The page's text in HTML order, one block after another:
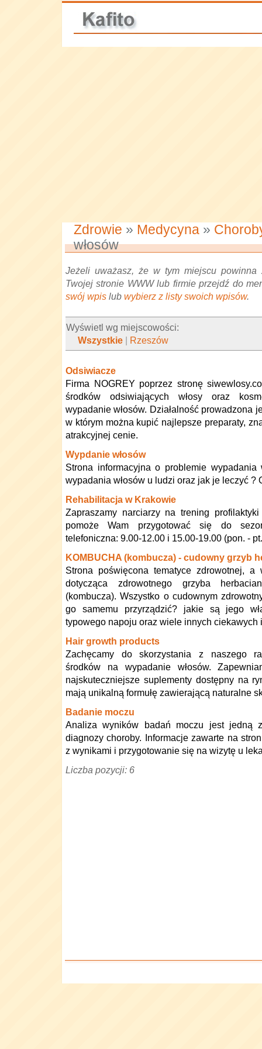
Zdrowie » Medycyna »
włosów
Jeżeli uważasz, że w tym miejscu powinna
Twojej stronie WWW lub firmie przejdź do
swój wpis lub wybierz z listy swoich wpisów.
Wyświetl wg miejscowości:
Wszystkie | Rzeszów
Odsiwiacze
Firma NOGREY poprzez stronę
środków odsiwiających włosy oraz
wypadanie włosów. Działalność prowadzona
w którym można kupić najlepsze preparaty,
atrakcyjnej cenie.
Wypdanie włosów
Strona informacyjna o problemie wypadania
wypadania włosów u ludzi oraz jak je leczyć ?
Rehabilitacja w Krakowie
Zapraszamy narciarzy na trening
pomoże Wam przygotować się do
telefoniczna: 9.00-12.00 i 15.00-19.00 (pon. -
KOMBUCHA (kombucza) - cudowny grzyb
Strona poświęcona tematyce zdrowotnej, a
dotycząca zdrowotnego grzyba
(kombucza). Wszystko o cudownym
go samemu przyrządzić? jakie są jego
typowego napoju oraz wiele innych ciekawych
Hair growth products
Zachęcamy do skorzystania z naszego
środków na wypadanie włosów.
najskuteczniejsze suplementy dostępny na
mają unikalną formułę zawierającą naturalne
Badanie moczu
Analiza wyników badań moczu jest jedną
diagnozy choroby. Informacje zawarte na
z wynikami i przygotowanie się na wizytę u
Liczba pozycji: 6